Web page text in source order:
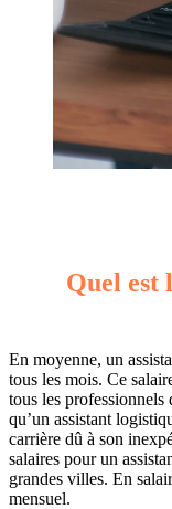
Quel est
En moyenne, un
tous les mois. Ce
tous les professionnels
qu’un assistant
carrière dû à son
salaires pour un
grandes villes. En
mensuel.